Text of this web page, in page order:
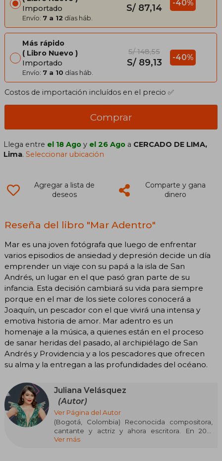
Importado
Envío: 7 a 12 días háb.
S/ 87,14 -40%
Más rápido
Libro Nuevo
Importado
Envío: 7 a 10 días háb.
S/ 148,55
S/ 89,13 -40%
Costos de importación incluídos en el precio ✅
Comprar
Llega entre el 18 Ago y el 26 Ago a CERCADO DE LIMA,
Lima.Seleccionar ubicación
Agregar a lista de
deseos
Comparte y gana
dinero
Reseña del libro "Mar Adentro"
Mar es una joven fotógrafa que luego de enfrentar
varios episodios de ansiedad y depresión decide un día
emprender un viaje con su papá a la isla de San
Andrés, un lugar en el que pasó gran parte de su
infancia. Esta decisión cambiará su vida para siempre
porque en el mar de los siete colores conocerá a
Joaquín, un pescador con el que vivirá una intensa y
emotiva historia de amor. Mar adentro es un
homenaje a la música, a quienes están en el proceso
de sanar heridas del pasado, al archipiélago de San
Andrés y Providencia y a los pescadores que ofrecen
su alma y la entregan a las profundidades del océano.
Juliana Velásquez
(Autor)
Ver Página del Autor
(Bogotá, Colombia) Reconocida compositora,
cantante y actriz y ahora escritora. En 2021
obtuvo el Grammy Latino como Mejor Nuevo
Ver más